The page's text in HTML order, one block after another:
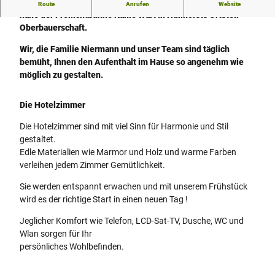
l
R
e
s
a
r
a
n
t
a
h
e
a
Route Anrufen Website
Oberbauerschaft.
Wir, die Familie Niermann und unser Team sind täglich
bemüht, Ihnen den Aufenthalt im Hause so angenehm wie
möglich zu gestalten.
Die Hotelzimmer
Die Hotelzimmer sind mit viel Sinn für Harmonie und Stil
gestaltet.
Edle Materialien wie Marmor und Holz und warme Farben
verleihen jedem Zimmer Gemütlichkeit.
Sie werden entspannt erwachen und mit unserem Frühstück
wird es der richtige Start in einen neuen Tag !
Jeglicher Komfort wie Telefon, LCD-Sat-TV, Dusche, WC und
Wlan sorgen für Ihr
persönliches Wohlbefinden.